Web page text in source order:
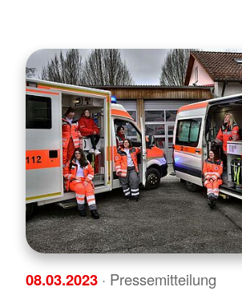
08.03.2023 · Pressemitteilung